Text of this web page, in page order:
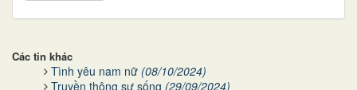
Các tin khác
Tình yêu nam nữ (08/10/2024)
Truyền thông sự sống (29/09/2024)